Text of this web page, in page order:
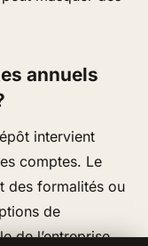
annuels
intervient
comptes. Le
des formalités ou
de
de l’entreprise